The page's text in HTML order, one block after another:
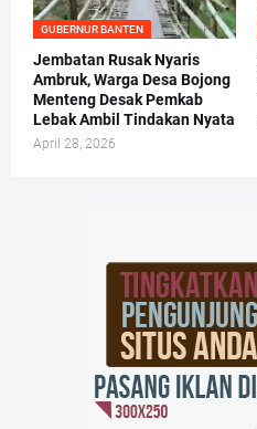
GUBERNUR BANTEN
Jembatan Rusak Nyaris
Ambruk, Warga Desa Bojong
Menteng Desak Pemkab
Lebak Ambil Tindakan Nyata
April 28, 2026